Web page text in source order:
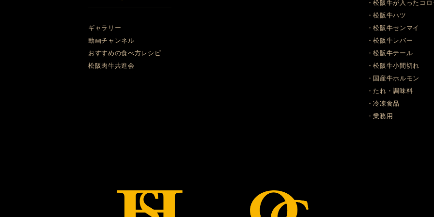
ギャラリー
動画チャンネル
おすすめの食べ方レシピ
松阪肉牛共進会
・松阪牛が入ったコ
・松阪牛ハツ
・松阪牛センマイ
・松阪牛レバー
・松阪牛テール
・松阪牛小間切れ
・国産牛ホルモン
・たれ・調味料
・冷凍食品
・業務用